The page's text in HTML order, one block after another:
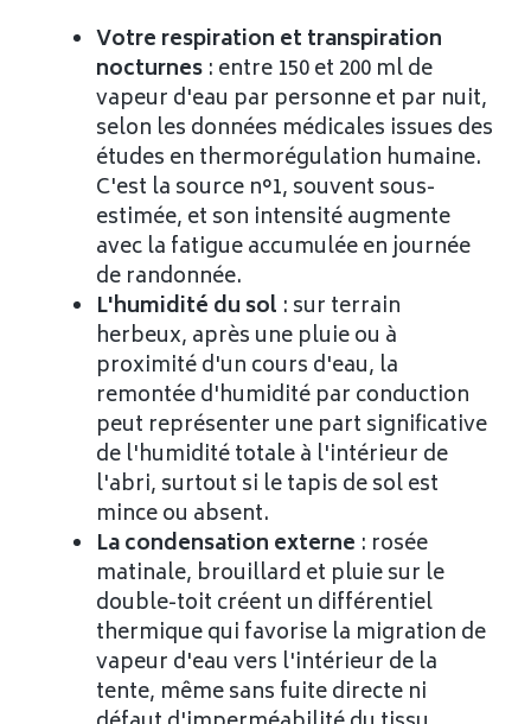
Votre respiration et transpiration
nocturnes : entre 150 et 200 ml de
vapeur d'eau par personne et par nuit,
selon les données médicales issues des
études en thermorégulation humaine.
C'est la source n°1, souvent sous-
estimée, et son intensité augmente
avec la fatigue accumulée en journée
de randonnée.
L'humidité du sol : sur terrain
herbeux, après une pluie ou à
proximité d'un cours d'eau, la
remontée d'humidité par conduction
peut représenter une part significative
de l'humidité totale à l'intérieur de
l'abri, surtout si le tapis de sol est
mince ou absent.
La condensation externe : rosée
matinale, brouillard et pluie sur le
double-toit créent un différentiel
thermique qui favorise la migration de
vapeur d'eau vers l'intérieur de la
tente, même sans fuite directe ni